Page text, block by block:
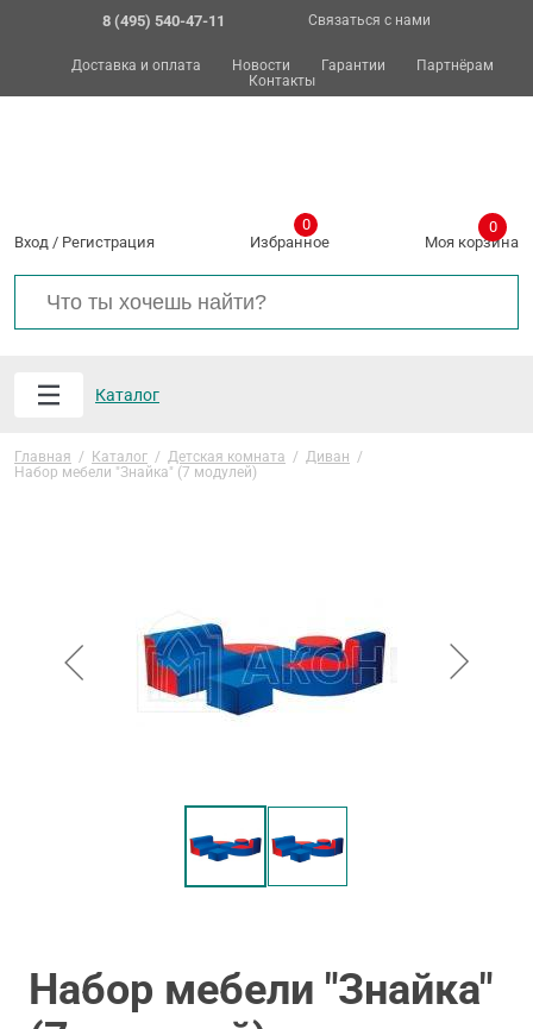
8 (495) 540-47-11 Связаться с нами
Доставка и оплата Новости Гарантии
Партнёрам
Контакты
Вход / Регистрация Избранное
0
Моя корзина
0
Каталог
Главная / Каталог / Детская комната / Диван /
Набор мебели "Знайка" (7 модулей)
Набор мебели "Знайка"